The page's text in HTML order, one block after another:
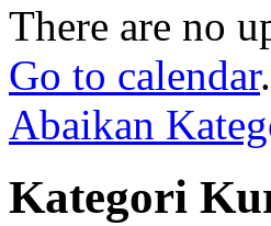
There are no
Go to calendar
Abaikan
Kategori